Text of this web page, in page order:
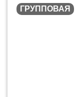
ГРУППОВАЯ